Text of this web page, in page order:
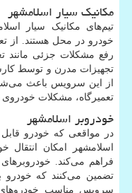
مکانیک سیار اسلامشهر
تیم‌های مکانیک سیار
خودرو در محل هستند. از
رفع مشکلات جزئی مانند
تجهیزات مدرن و توسط
از این سرویس باعث می‌شود
تعمیرگاه، مشکلات
خودروبر اسلامشهر
در مواقعی که خودرو
اسلامشهر امکان انتقال
فراهم می‌کند.
تضمین می‌کنند که خودرو
سرویس مناسب